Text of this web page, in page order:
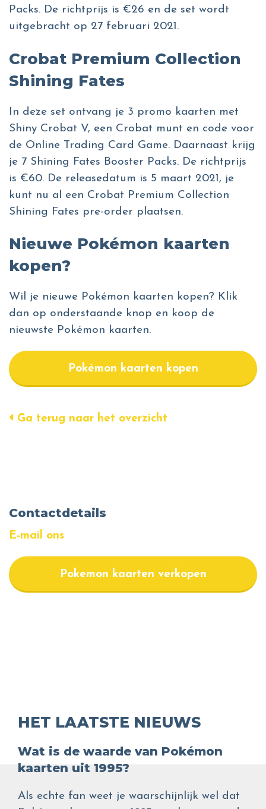
Packs. De richtprijs is €26 en de set wordt
uitgebracht op 27 februari 2021.
Crobat Premium Collection
Shining Fates
In deze set ontvang je 3 promo kaarten met
Shiny Crobat V, een Crobat munt en code voor
de Online Trading Card Game. Daarnaast krijg
je 7 Shining Fates Booster Packs. De richtprijs
is €60. De releasedatum is 5 maart 2021, je
kunt nu al een Crobat Premium Collection
Shining Fates pre-order plaatsen.
Nieuwe Pokémon kaarten
kopen?
Wil je nieuwe Pokémon kaarten kopen? Klik
dan op onderstaande knop en koop de
nieuwste Pokémon kaarten.
Pokémon kaarten kopen
Ga terug naar het overzicht
Contactdetails
E-mail ons
Pokemon kaarten verkopen
HET LAATSTE NIEUWS
Wat is de waarde van Pokémon
kaarten uit 1995?
Als echte fan weet je waarschijnlijk wel dat